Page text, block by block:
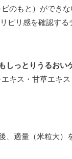
のもと）ができ
ピリ感を確認する
しっとりうるおい
キス・甘草エキ
、適量（米粒大